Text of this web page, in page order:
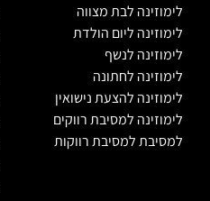
לימוזינה לבת מצווה
לימוזינה ליום הולדת
לימוזינה לנשף
לימוזינה לחתונה
לימוזינה להצעת נישואין
לימוזינה למסיבת רווקים
למסיבת למסיבת רווקות